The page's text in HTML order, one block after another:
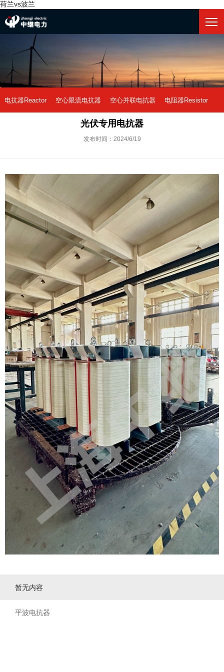
荷兰vs波兰
电抗器Reactor 空心限流电抗器 空心并联电抗器 电阻器Resistor
荷兰vs波兰-世界杯 阻尼电阻
光伏专用电抗器
发布时间：2024/6/19
暂无内容
平波电抗器